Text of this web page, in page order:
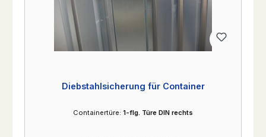
Diebstahlsicherung für Container
Containertüre: 1-flg. Türe DIN rechts